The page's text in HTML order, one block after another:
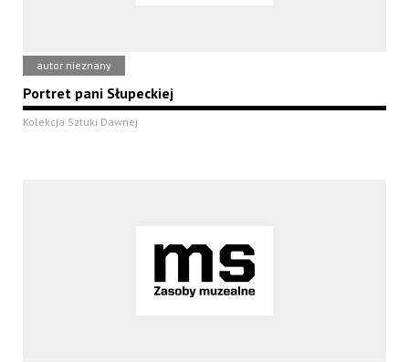
autor nieznany
Portret pani Słupeckiej
Kolekcja Sztuki Dawnej